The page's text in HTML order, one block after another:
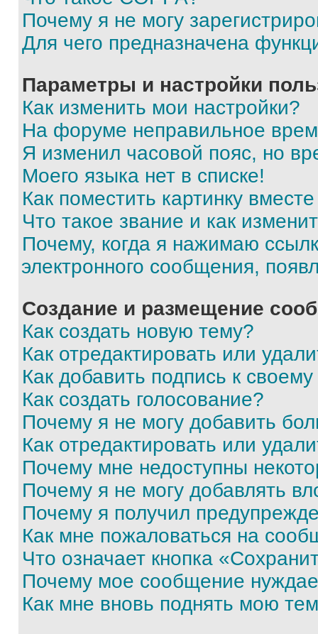
Почему я не могу
Для чего предназначена
Параметры и настройки
Как изменить мои настройки?
На форуме неправильное
Я изменил часовой пояс, но
Моего языка нет в списке!
Как поместить картинку
Что такое звание и как
Почему, когда я нажимаю
электронного сообщения,
Создание и размещение
Как создать новую тему?
Как отредактировать или
Как добавить подпись к
Как создать голосование?
Почему я не могу добавить
Как отредактировать или
Почему мне недоступны
Почему я не могу добавлять
Почему я получил
Как мне пожаловаться на
Что означает кнопка
Почему мое сообщение
Как мне вновь поднять мою